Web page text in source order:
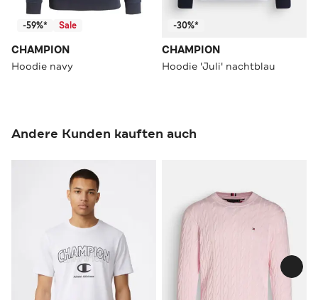
-59%* Sale
CHAMPION
Hoodie navy
-30%*
CHAMPION
Hoodie 'Juli' nachtblau
Andere Kunden kauften auch